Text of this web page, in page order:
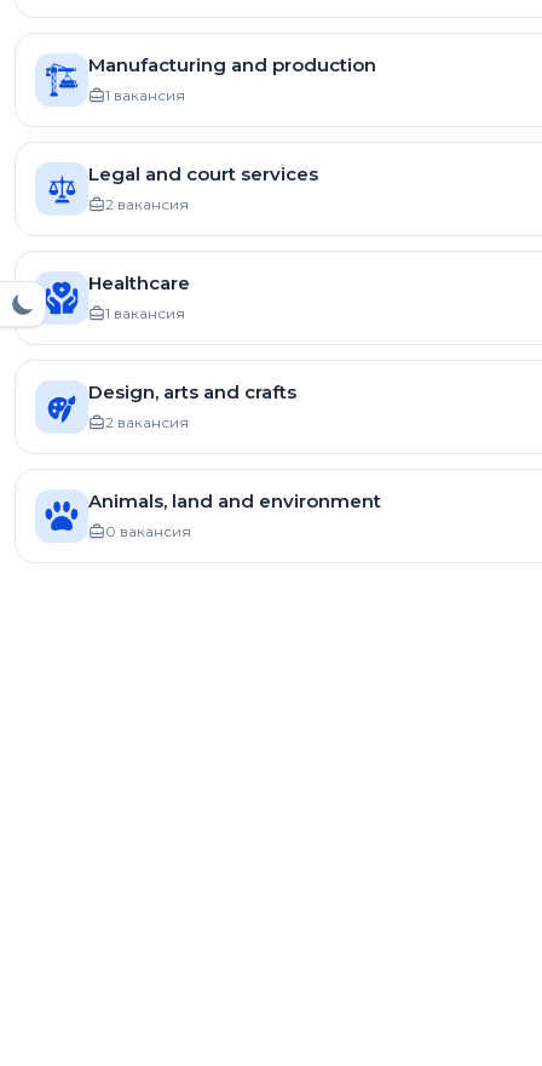
Manufacturing and production
1 вакансия
Legal and court services
2 вакансия
Healthcare
1 вакансия
Design, arts and crafts
2 вакансия
Animals, land and environment
0 вакансия